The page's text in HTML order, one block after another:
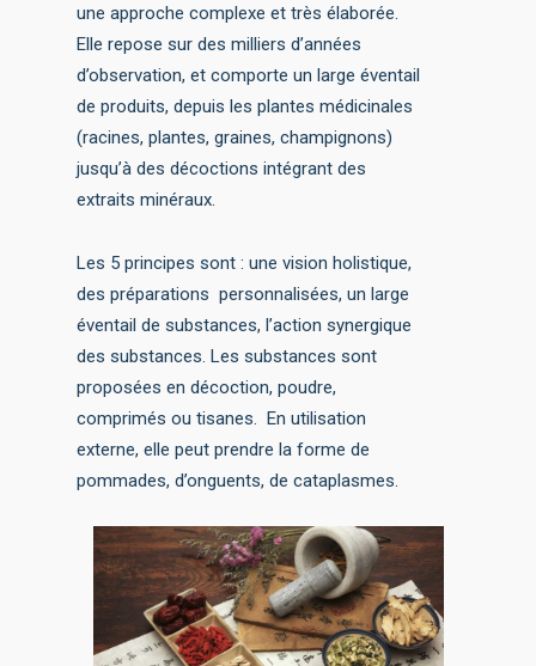
une approche complexe et très élaborée.
Elle repose sur des milliers d’années
d’observation, et comporte un large éventail
de produits, depuis les plantes médicinales
(racines, plantes, graines, champignons)
jusqu’à des décoctions intégrant des
extraits minéraux.
Les 5 principes sont : une vision holistique,
des préparations personnalisées, un large
éventail de substances, l’action synergique
des substances. Les substances sont
proposées en décoction, poudre,
comprimés ou tisanes. En utilisation
externe, elle peut prendre la forme de
pommades, d’onguents, de cataplasmes.